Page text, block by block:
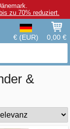
zu 70% reduziert.
€ (EUR) 0,00 €
&